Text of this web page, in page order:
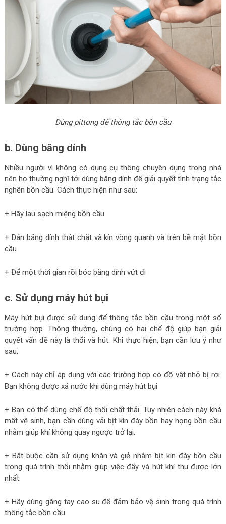
Dùng pittong để thông tắc bồn cầu
b. Dùng băng dính
Nhiều người vì không có dụng cụ thông chuyên dụng trong nhà
nên họ thường nghĩ tới dùng băng dính để giải quyết tình trạng tắc
nghẽn bồn cầu. Cách thực hiện như sau:
+ Hãy lau sạch miệng bồn cầu
+ Dán băng dính thật chặt và kín vòng quanh và trên bề mặt bồn
cầu
+ Để một thời gian rồi bóc băng dính vứt đi
c. Sử dụng máy hút bụi
Máy hút bụi được sử dụng để thông tắc bồn cầu trong một số
trường hợp. Thông thường, chúng có hai chế độ giúp bạn giải
quyết vấn đề này là thổi và hút. Khi thực hiện, bạn cần lưu ý như
sau:
+ Cách này chỉ áp dụng với các trường hợp có đồ vật nhỏ bị rơi.
Bạn không được xả nước khi dùng máy hút bụi
+ Bạn có thể dùng chế độ thổi chất thải. Tuy nhiên cách này khá
mất vệ sinh, bạn cần dùng vải bịt kín đáy bồn hay họng bồn cầu
nhằm giúp khí không quay ngược trở lại.
+ Bắt buộc cần sử dụng khăn và giẻ nhằm bịt kín đáy bồn cầu
trong quá trình thổi nhằm giúp việc đẩy và hút khí thu được lớn
nhất.
+ Hãy dùng găng tay cao su để đảm bảo vệ sinh trong quá trình
thông tắc bồn cầu